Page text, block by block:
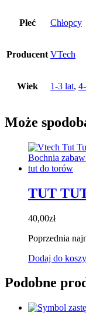
Płeć Chłopcy
Producent VTech
Wiek 1-3 lat,
Może
TUT
40,00zł
Poprzednia
Dodaj do
Podobne